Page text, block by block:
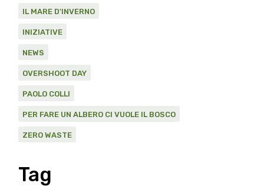
IL MARE D'INVERNO
INIZIATIVE
NEWS
OVERSHOOT DAY
PAOLO COLLI
PER FARE UN ALBERO CI VUOLE IL BOSCO
ZERO WASTE
Tag